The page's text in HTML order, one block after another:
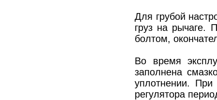
Для грубой
груз на рычаге.
болтом,
Во время
заполнена
уплотнении. При
регулятора